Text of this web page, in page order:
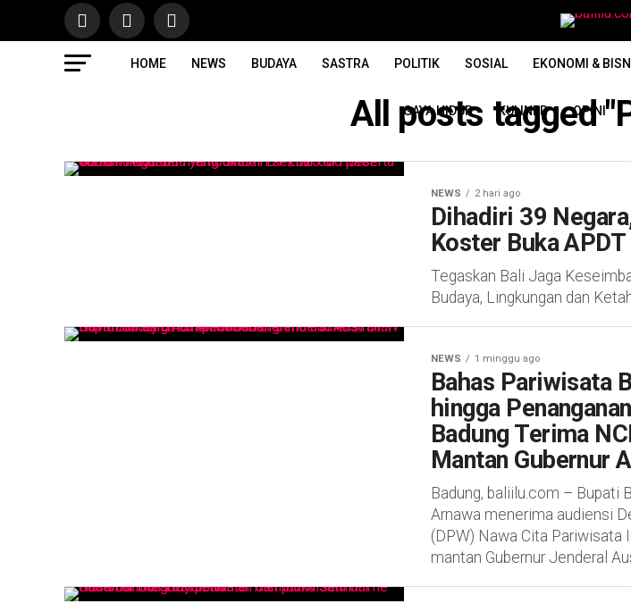
HOME NEWS BUDAYA SASTRA POLITIK SOSIAL EKONOMI &
GAYA HIDUP KULINER OPINI
All posts tagged
NEWS 2 hari ago
Dihadiri 39
Koster Buka
Tegaskan Bali Jaga
Budaya, Lingkungan dan
NEWS 1 minggu ago
Bahas Pariwisata
hingga
Badung Terima
Mantan Gubernur
Badung, baliilu.com – Bupati
Arnawa menerima audiensi
(DPW) Nawa Cita Pariwisata
mantan Gubernur Jenderal